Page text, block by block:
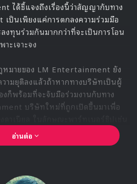
ได้ชี้แจงถึงเรื่องนี้ว่าสัญญากับทาง
ป็นเพียงแค่การตกลงความร่วมมือ
งทุนร่วมกันมากกว่าที่จะเป็นการโอน
ะเจาะจง
มายของ LM Entertainment ยัง
ามยุติลงแล้วถ้าหากทางบริษัทเป็นผู้
ก็พร้อมที่จะจับมือร่วมงานกับทาง
บริษัทใหม่ที่ถูกเปิดขึ้นมาเพื่อ
อ่านต่อ